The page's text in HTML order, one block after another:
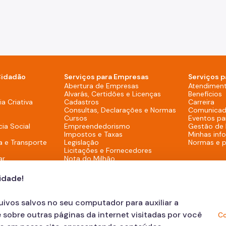
(Rodapé - Desktop)
Criativa
Social
e Transporte
Serviços para Empresas
Abertura de Empresas
Alvarás, Certidões e Licenças
Cadastros
Consultas, Declarações e Normas
Cursos
Empreendedorismo
Impostos e Taxas
Legislação
Licitações e Fornecedores
Nota do Milhão
Serviços
Benefícios
Carreira
Eventos
Gestão de
Minhas
Normas e
salvos no seu computador para auxiliar a
outras páginas da internet visitadas por você